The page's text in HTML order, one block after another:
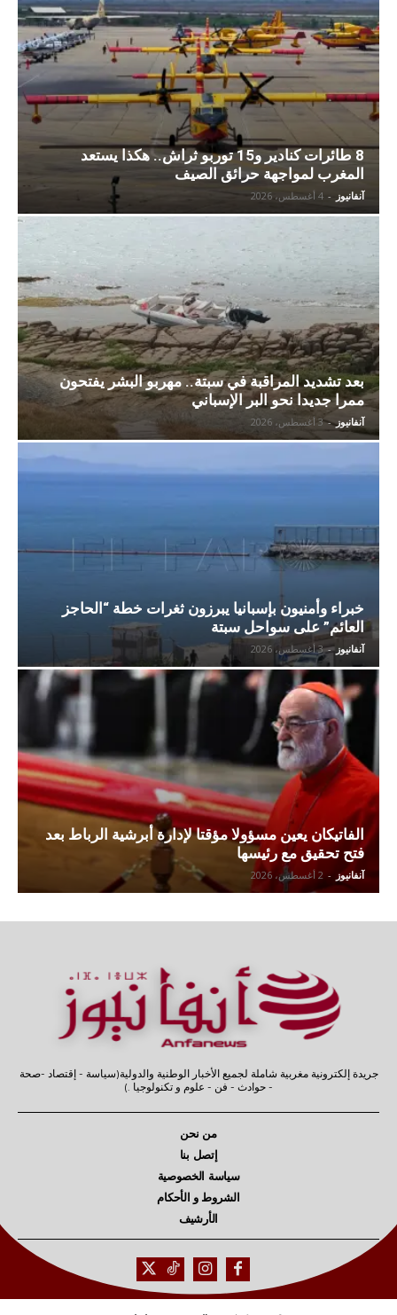
8 طائرات كنادير و15 توربو ثراش.. هكذا يستعد
المغرب لمواجهة حرائق الصيف
آنفانيوز - 4 أغسطس، 2026
بعد تشديد المراقبة في سبتة.. مهربو البشر يفتحون
ممرا جديدا نحو البر الإسباني
آنفانيوز - 3 أغسطس، 2026
خبراء وأمنيون بإسبانيا يبرزون ثغرات خطة “الحاجز
العائم” على سواحل سبتة
آنفانيوز - 3 أغسطس، 2026
الفاتيكان يعين مسؤولا مؤقتا لإدارة أبرشية الرباط بعد
فتح تحقيق مع رئيسها
آنفانيوز - 2 أغسطس، 2026
جريدة إلكترونية مغربية شاملة لجميع الأخبار الوطنية والدولية(سياسة - إقتصاد -صحة
- حوادث - فن - علوم و تكنولوجيا .)
من نحن
إتصل بنا
سياسة الخصوصية
الشروط و الأحكام
الأرشيف